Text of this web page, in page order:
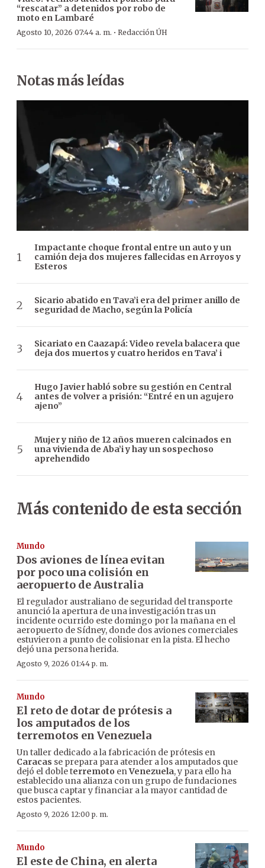
“rescatar” a detenidos por robo de
moto en Lambaré
Agosto 10, 2026 07:44 a. m. · Redacción ÚH
Notas más leídas
Impactante choque frontal entre un auto y un
camión deja dos mujeres fallecidas en Arroyos y
Esteros
Sicario abatido en Tava’i era del primer anillo de
seguridad de Macho, según la Policía
Sicariato en Caazapá: Video revela balacera que
deja dos muertos y cuatro heridos en Tava’ i
Hugo Javier habló sobre su gestión en Central
antes de volver a prisión: “Entré en un agujero
ajeno”
Mujer y niño de 12 años mueren calcinados en
una vivienda de Aba’i y hay un sospechoso
aprehendido
Más contenido de esta sección
Mundo
Dos aviones de línea evitan
por poco una colisión en
aeropuerto de Australia
El regulador australiano de seguridad del transporte
anunció la apertura de una investigación tras un
incidente ocurrido este domingo por la mañana en el
aeropuerto de Sídney, donde dos aviones comerciales
estuvieron a punto de colisionar en la pista. El hecho
dejó una persona herida.
Agosto 9, 2026 01:44 p. m.
Mundo
El reto de dotar de prótesis a
los amputados de los
terremotos en Venezuela
Un taller dedicado a la fabricación de prótesis en
Caracas se prepara para atender a los amputados que
dejó el doble terremoto enVenezuela, y para ello ha
establecido una alianza con un grupo de fundaciones
que busca captar y financiar a la mayor cantidad de
estos pacientes.
Agosto 9, 2026 12:00 p. m.
Mundo
El este de China, en alerta